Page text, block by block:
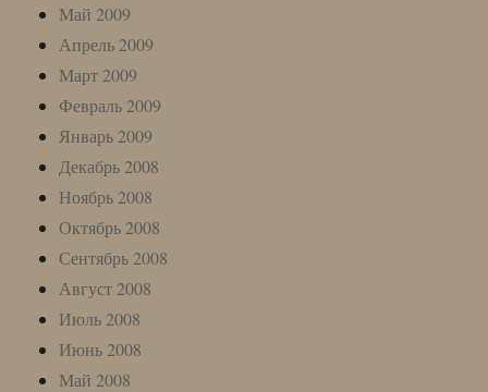
Май 2009
Апрель 2009
Март 2009
Февраль 2009
Январь 2009
Декабрь 2008
Ноябрь 2008
Октябрь 2008
Сентябрь 2008
Август 2008
Июль 2008
Июнь 2008
Май 2008